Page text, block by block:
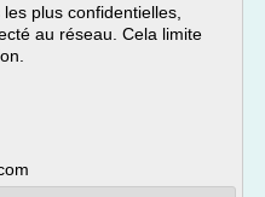
plus confidentielles,
au réseau. Cela limite